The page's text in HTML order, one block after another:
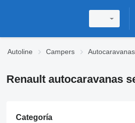
Autoline Campers Autocaravanas
Renault autocaravanas
Categoría